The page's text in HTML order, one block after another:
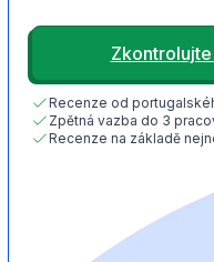
Recenze od
Zpětná vazba do 3
Recenze na základě